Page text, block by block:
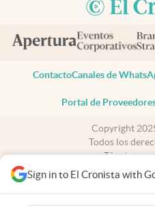
Sign in to El Cronista with
ContactoCanales de
Portal de
Copyright
Todos los
Términos y